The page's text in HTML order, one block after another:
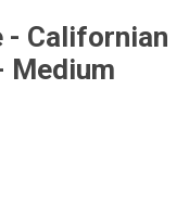
- Californian
Medium